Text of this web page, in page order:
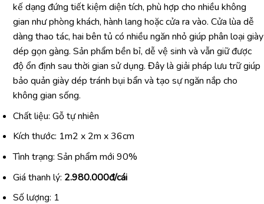
kế dạng đứng tiết kiệm diện tích, phù hợp cho nhiều không
gian như phòng khách, hành lang hoặc cửa ra vào. Cửa lùa dễ
dàng thao tác, hai bên tủ có nhiều ngăn nhỏ giúp phân loại giày
dép gọn gàng. Sản phẩm bền bỉ, dễ vệ sinh và vẫn giữ được
độ ổn định sau thời gian sử dụng. Đây là giải pháp lưu trữ giúp
bảo quản giày dép tránh bụi bẩn và tạo sự ngăn nắp cho
không gian sống.
Chất liệu: Gỗ tự nhiên
Kích thước: 1m2 x 2m x 36cm
Tình trạng: Sản phẩm mới 90%
Giá thanh lý: 2.980.000đ/cái
Số lượng: 1